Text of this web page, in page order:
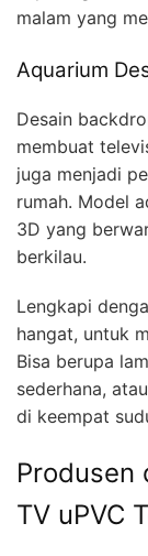
malam yang
Aquarium
Desain
membuat
juga menjadi
rumah. Model
3D yang
berkilau.
Lengkapi
hangat, untuk
Bisa berupa
sederhana,
di keempat
Produsen
TV uPVC